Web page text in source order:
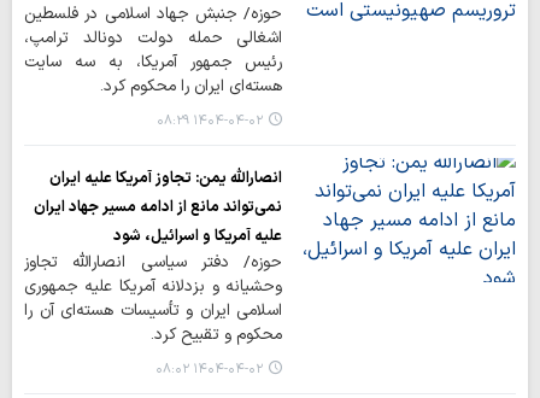
حوزه/ جنبش جهاد اسلامی در فلسطین
اشغالی حمله دولت دونالد ترامپ،
رئیس جمهور آمریکا، به سه سایت
هسته‌ای ایران را محکوم کرد.
۱۴۰۴-۰۴-۰۲ ۰۸:۲۹
انصارالله یمن: تجاوز آمریکا علیه ایران
نمی‌تواند مانع از ادامه مسیر جهاد ایران
علیه آمریکا و اسرائیل، شود
حوزه/ دفتر سیاسی انصارالله تجاوز
وحشیانه و بزدلانه آمریکا علیه جمهوری
اسلامی ایران و تأسیسات هسته‌ای آن را
محکوم و تقبیح کرد.
۱۴۰۴-۰۴-۰۲ ۰۸:۰۲